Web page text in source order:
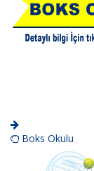
Boks Okulu